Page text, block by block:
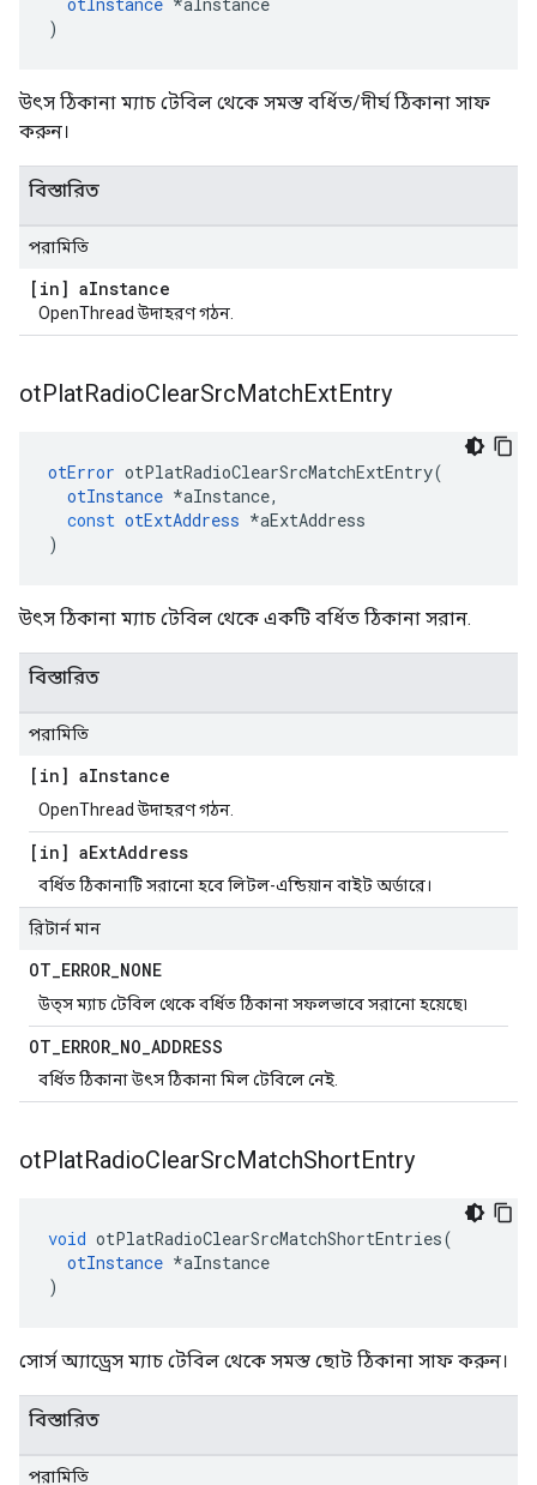
)
উৎস ঠিকানা ম্যাচ টেবিল থেকে সমস্ত বর্ধিত/দীর্ঘ ঠিকানা সাফ
করুন।
বিস্তারিত
পরামিতি
[in] aInstance
OpenThread উদাহরণ গঠন.
otPlatRadioClearSrcMatchExtEntry
otError otPlatRadioClearSrcMatchExtEntry(
otInstance *aInstance,
const otExtAddress *aExtAddress
)
উৎস ঠিকানা ম্যাচ টেবিল থেকে একটি বর্ধিত ঠিকানা সরান.
বিস্তারিত
পরামিতি
[in] aInstance
OpenThread উদাহরণ গঠন.
[in] aExtAddress
বর্ধিত ঠিকানাটি সরানো হবে লিটল-এন্ডিয়ান বাইট অর্ডারে।
রিটার্ন মান
OT_ERROR_NONE
উত্স ম্যাচ টেবিল থেকে বর্ধিত ঠিকানা সফলভাবে সরানো হয়েছে৷
OT_ERROR_NO_ADDRESS
বর্ধিত ঠিকানা উৎস ঠিকানা মিল টেবিলে নেই.
otPlatRadioClearSrcMatchShortEntry
void otPlatRadioClearSrcMatchShortEntries(
otInstance *aInstance
)
সোর্স অ্যাড্রেস ম্যাচ টেবিল থেকে সমস্ত ছোট ঠিকানা সাফ করুন।
বিস্তারিত
পরামিতি